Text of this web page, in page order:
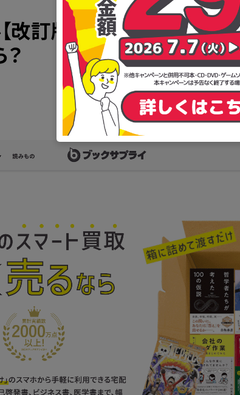
改訂版】 (科学漫画サバ